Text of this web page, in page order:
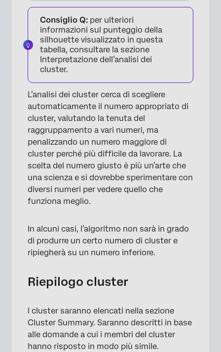
×
Consiglio Q: per ulteriori
informazioni sul punteggio della
silhouette visualizzato in questa
tabella, consultare la sezione
Interpretazione dell’analisi dei
cluster.
L’analisi dei cluster cerca di scegliere
automaticamente il numero appropriato di
cluster, valutando la tenuta del
raggruppamento a vari numeri, ma
penalizzando un numero maggiore di
cluster perché più difficile da lavorare. La
scelta del numero giusto è più un’arte che
una scienza e si dovrebbe sperimentare con
diversi numeri per vedere quello che
funziona meglio.
In alcuni casi, l’algoritmo non sarà in grado
di produrre un certo numero di cluster e
ripiegherà su un numero inferiore.
Riepilogo cluster
I cluster saranno elencati nella sezione
Cluster Summary. Saranno descritti in base
alle domande a cui i membri del cluster
hanno risposto in modo più simile.